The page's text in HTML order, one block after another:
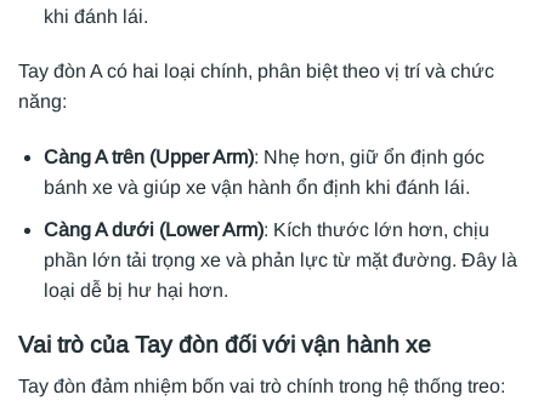
khi đánh lái.
Tay đòn A có hai loại chính, phân biệt theo vị trí và chức
năng:
Càng A trên (Upper Arm): Nhẹ hơn, giữ ổn định góc
bánh xe và giúp xe vận hành ổn định khi đánh lái.
Càng A dưới (Lower Arm): Kích thước lớn hơn, chịu
phần lớn tải trọng xe và phản lực từ mặt đường. Đây là
loại dễ bị hư hại hơn.
Vai trò của Tay đòn đối với vận hành xe
Tay đòn đảm nhiệm bốn vai trò chính trong hệ thống treo: